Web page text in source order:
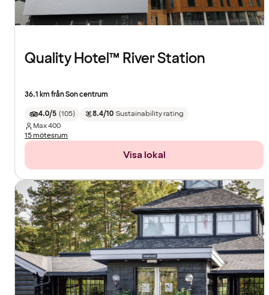
Quality Hotel™ River Station
36.1 km från Son centrum
4.0/5 (105) 8.4/10 Sustainability rating
Max400
15 mötesrum
Visa lokal